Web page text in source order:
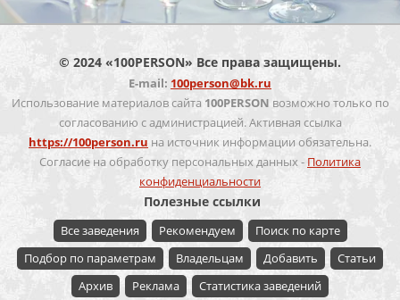
© 2024 «100PERSON» Все права защищены.
E-mail: 100person@bk.ru
Использование материалов сайта 100PERSON возможно только по
согласованию с администрацией. Активная ссылка
https://100person.ru на источник информации обязательна.
Согласие на обработку персональных данных - Политика
конфиденциальности
Полезные ссылки
Все заведения Рекомендуем
Поиск по карте
Подбор по параметрам
Владельцам Добавить
Статьи
Архив
Реклама Статистика заведений